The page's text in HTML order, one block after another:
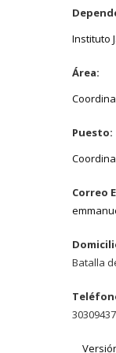
Instituto
Área:
Puesto:
Correo
Batalla
30309437